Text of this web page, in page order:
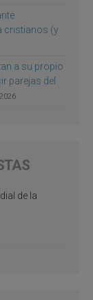
cristianos (y
a su propio
parejas del
de la